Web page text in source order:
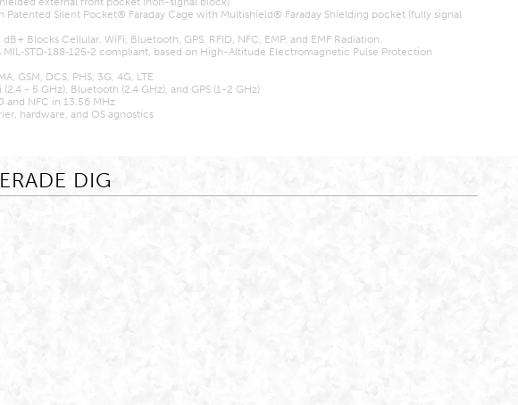
Patented Silent Pocket® Faraday Cage with Multishield® Faraday Shielding pocket (fully signal
Blocks Cellular, WiFi, Bluetooth, GPS, RFID, NFC, EMP, and EMF Radiation.
MIL‐STD‐188‐125‐2 compliant, based on High-Altitude Electromagnetic Pulse Protection
GSM, DCS, PHS, 3G, 4G, LTE
(2.4 - 5 GHz), Bluetooth (2.4 GHz), and GPS (1-2 GHz)
and NFC in 13.56 MHz
hardware, and OS agnostics
DIG